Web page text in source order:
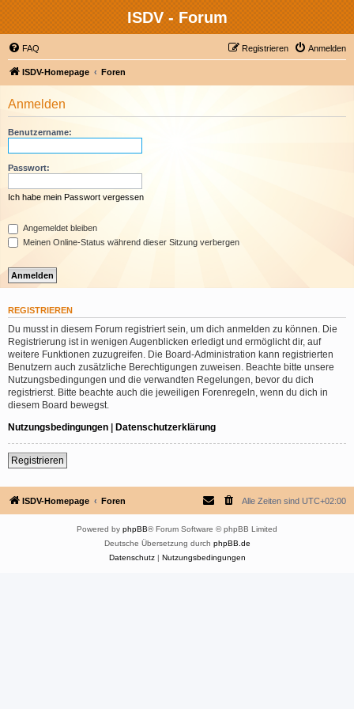
ISDV - Forum
FAQ Anmelden
Registrieren
ISDV-Homepage Foren
Anmelden
Benutzername:
Passwort:
Ich habe mein Passwort vergessen
Angemeldet bleiben
Meinen Online-Status während dieser Sitzung verbergen
REGISTRIEREN
Du musst in diesem Forum registriert sein, um dich anmelden zu können. Die
Registrierung ist in wenigen Augenblicken erledigt und ermöglicht dir, auf
weitere Funktionen zuzugreifen. Die Board-Administration kann registrierten
Benutzern auch zusätzliche Berechtigungen zuweisen. Beachte bitte unsere
Nutzungsbedingungen und die verwandten Regelungen, bevor du dich
registrierst. Bitte beachte auch die jeweiligen Forenregeln, wenn du dich in
diesem Board bewegst.
Nutzungsbedingungen | Datenschutzerklärung
Registrieren
ISDV-Homepage Foren Alle Zeiten sind UTC+02:00
Powered by phpBB® Forum Software © phpBB Limited
Deutsche Übersetzung durch phpBB.de
Datenschutz| Nutzungsbedingungen